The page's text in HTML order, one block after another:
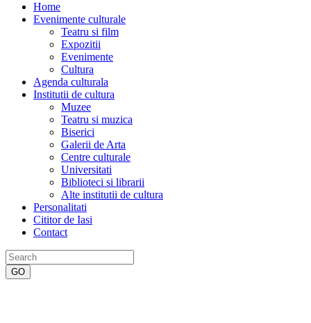
Home
Evenimente culturale
Teatru si film
Expozitii
Evenimente
Cultura
Agenda culturala
Institutii de cultura
Muzee
Teatru si muzica
Biserici
Galerii de Arta
Centre culturale
Universitati
Biblioteci si librarii
Alte institutii de cultura
Personalitati
Cititor de Iasi
Contact